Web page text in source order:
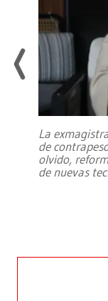
La
de
olvido,
de nuevas